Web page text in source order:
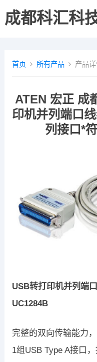
成都科汇科
首页 所有产品 产品
ATEN 宏正 成
印机并列端口
列接口*
USB转打印机并列端
UC1284B
完整的双向传输能力
1组USB Type A接口